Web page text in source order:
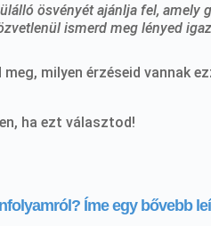
ösvényét ajánlja fel, amely
ismerd meg lényed
milyen érzéseid vannak
ha ezt választod!
Íme egy bővebb